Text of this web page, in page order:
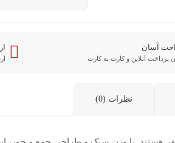
آسان
پرداخت آنلاین و کارت به کارت
نظرات (0)